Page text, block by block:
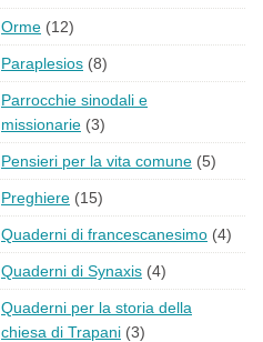
Orme (12)
Paraplesios (8)
Parrocchie sinodali e
missionarie (3)
Pensieri per la vita comune (5)
Preghiere (15)
Quaderni di francescanesimo (4)
Quaderni di Synaxis (4)
Quaderni per la storia della
chiesa di Trapani (3)